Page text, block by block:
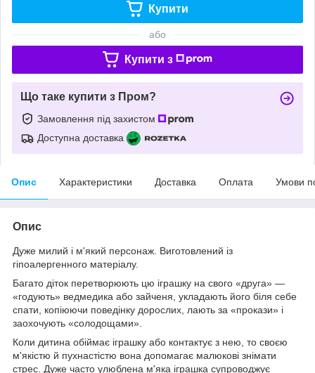
Купити
або
Купити з
Що таке купити з Пром?
Замовлення під захистом
Доступна доставка
Опис Характеристики Доставка Оплата Умови
Опис
Дуже милий і м'який персонаж. Виготовлений із
гіпоалергенного матеріалу.
Багато діток перетворюють цю іграшку на свого «друга» —
«годують» ведмедика або зайченя, укладають його біля себе
спати, копіюючи поведінку дорослих, лають за «прокази» і
заохочують «солодощами».
Коли дитина обіймає іграшку або контактує з нею, то своєю
м'якістю й пухнастістю вона допомагає малюкові знімати
стрес. Дуже часто улюблена м'яка іграшка супроводжує